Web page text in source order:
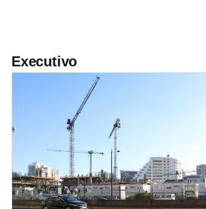
Executivo